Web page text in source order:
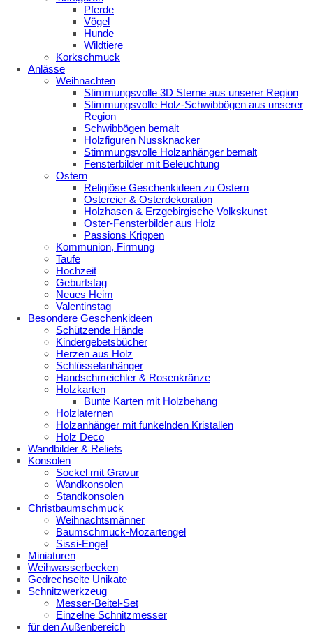
Pferde
Vögel
Hunde
Wildtiere
Korkschmuck
Anlässe
Weihnachten
Stimmungsvolle 3D Sterne aus unserer Region
Stimmungsvolle Holz-Schwibbögen aus unserer
Region
Schwibbögen bemalt
Holzfiguren Nussknacker
Stimmungsvolle Holzanhänger bemalt
Fensterbilder mit Beleuchtung
Ostern
Religiöse Geschenkideen zu Ostern
Ostereier & Osterdekoration
Holzhasen & Erzgebirgische Volkskunst
Oster-Fensterbilder aus Holz
Passions Krippen
Kommunion, Firmung
Taufe
Hochzeit
Geburtstag
Neues Heim
Valentinstag
Besondere Geschenkideen
Schützende Hände
Kindergebetsbücher
Herzen aus Holz
Schlüsselanhänger
Handschmeichler & Rosenkränze
Holzkarten
Bunte Karten mit Holzbehang
Holzlaternen
Holzanhänger mit funkelnden Kristallen
Holz Deco
Wandbilder & Reliefs
Konsolen
Sockel mit Gravur
Wandkonsolen
Standkonsolen
Christbaumschmuck
Weihnachtsmänner
Baumschmuck-Mozartengel
Sissi-Engel
Miniaturen
Weihwasserbecken
Gedrechselte Unikate
Schnitzwerkzeug
Messer-Beitel-Set
Einzelne Schnitzmesser
für den Außenbereich